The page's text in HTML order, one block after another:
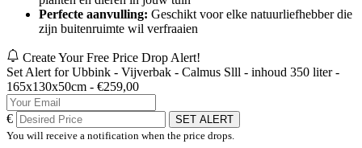
Perfecte aanvulling: Geschikt voor elke natuurliefhebber die
zijn buitenruimte wil verfraaien
Create Your Free Price Drop Alert!
Set Alert for Ubbink - Vijverbak - Calmus Slll - inhoud 350 liter -
165x130x50cm - €259,00
€
SET ALERT
You will receive a notification when the price drops.